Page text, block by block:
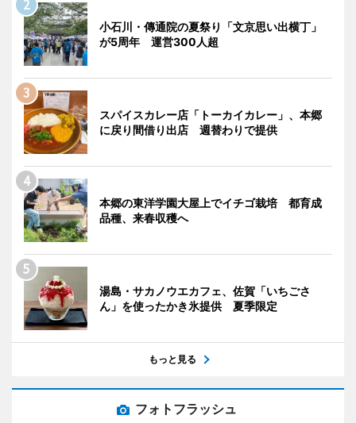
小石川・傳通院の夏祭り「文京思い出横丁」
が5周年 運営300人超
スパイスカレー店「トーカイカレー」、本郷
に戻り間借り出店 週替わりで提供
本郷の東洋学園大屋上でイチゴ栽培 都育成
品種、来春収穫へ
湯島・サカノウエカフェ、佐賀「いちごさ
ん」を使ったかき氷提供 夏季限定
もっと見る
フォトフラッシュ